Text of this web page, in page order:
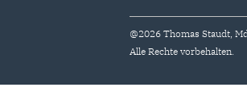
@2026 Thomas Staudt,
Alle Rechte vorbehalten.